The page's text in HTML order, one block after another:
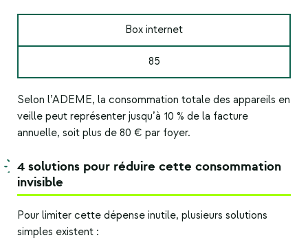
Box internet
85
Selon l’ADEME, la consommation totale des appareils en
veille peut représenter jusqu’à 10 % de la facture
annuelle, soit plus de 80 € par foyer.
4 solutions pour réduire cette consommation
invisible
Pour limiter cette dépense inutile, plusieurs solutions
simples existent :